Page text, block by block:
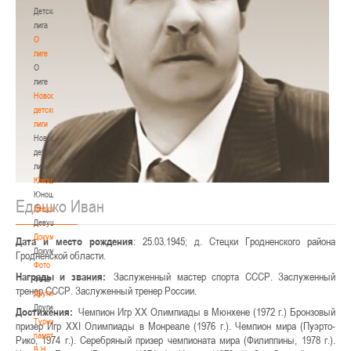
Детская
лига
О
лиге
О
лиге
Новости
детской
лиги
Новости
детской
лиги
Юноши
Юноши
Девушки
Девушки
Документы
Документы
Фото
Фото
Другие
Другие
Турнир
памяти
В.Н.
Едешко Иван
Дата и место рождения: 25.03.1945; д. Стецки Гродненского района
Гродненской области.
Награды и звания:Заслуженный мастер спорта СССР. Заслуженный
тренер СССР. Заслуженный тренер России.
Достижения: Чемпион Игр XX Олимпиады в Мюнхене (1972 г.) Бронзовый
призер Игр XXI Олимпиады в Монреале (1976 г.). Чемпион мира (Пуэрто-
Рико, 1974 г.). Серебряный призер чемпионата мира (Филиппины, 1978 г.).